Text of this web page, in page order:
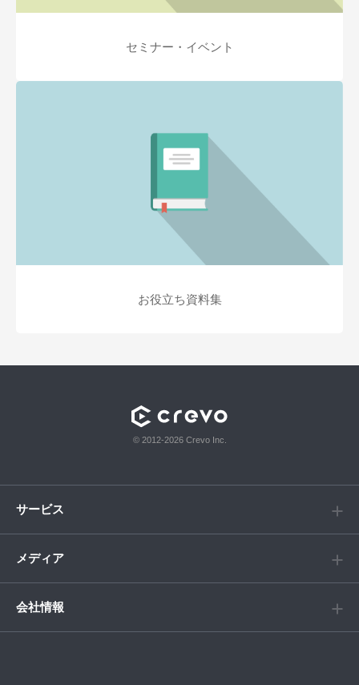
セミナー・イベント
お役立ち資料集
© 2012-2026 Crevo Inc.
サービス
メディア
会社情報